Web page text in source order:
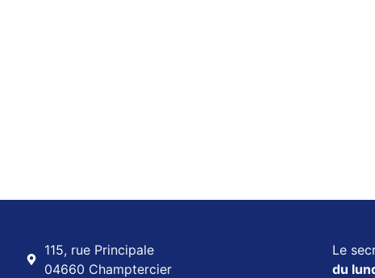
115, rue Principale
04660 Champtercier
Le
du